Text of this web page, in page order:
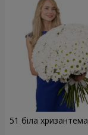
51 біла хризантема